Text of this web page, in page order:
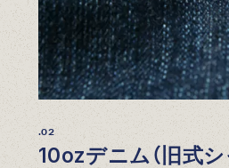
.02
10ozデニム（旧式シ